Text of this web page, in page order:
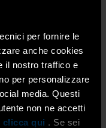
per fornire le
anche cookies
il nostro traffico e
per personalizzare
media. Questi
non ne accetti
clicca qui . Se sei